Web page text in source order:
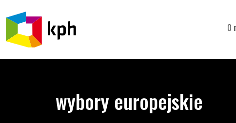
PRZEJDŹ DO TREŚCI
O
wybory europejskie